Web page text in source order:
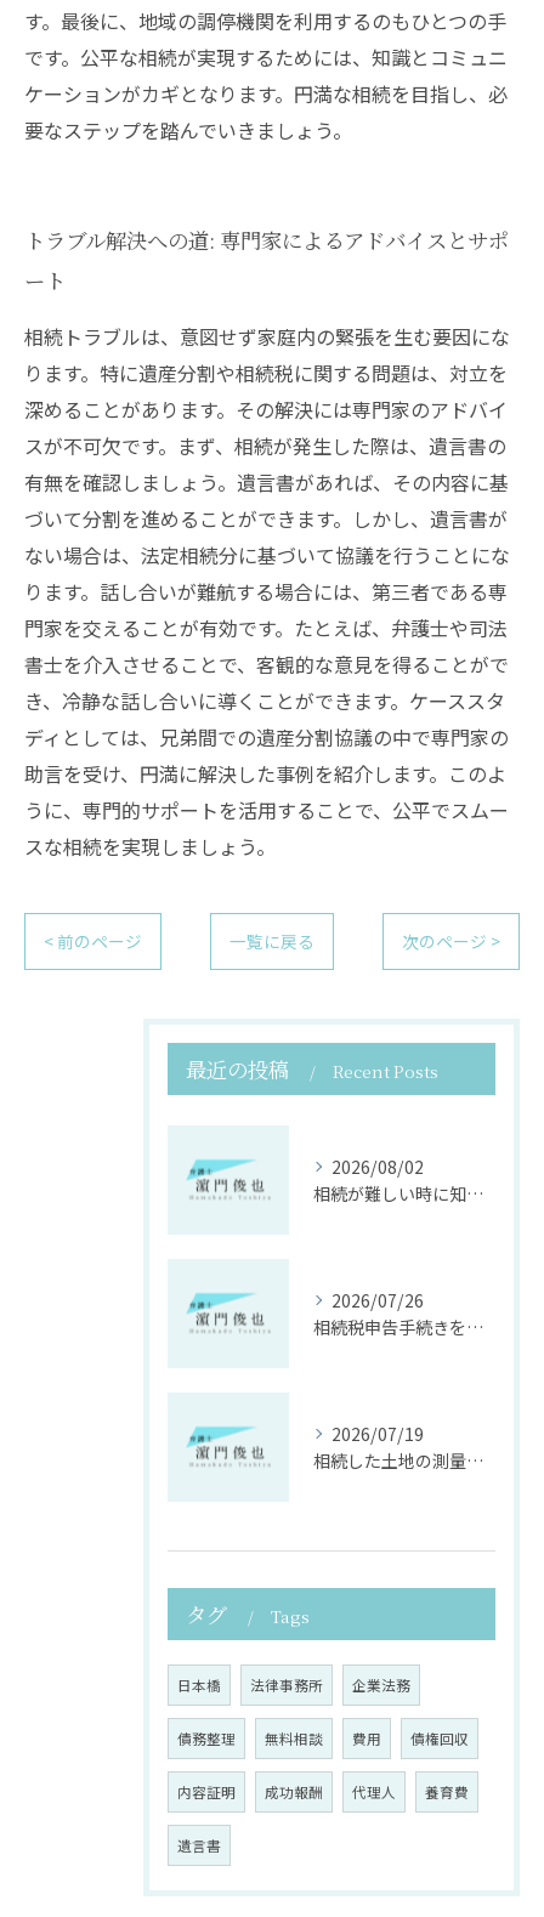
す。最後に、地域の調停機関を利用するのもひとつの手
です。公平な相続が実現するためには、知識とコミュニ
ケーションがカギとなります。円満な相続を目指し、必
要なステップを踏んでいきましょう。
トラブル解決への道: 専門家によるアドバイスとサポ
ート
相続トラブルは、意図せず家庭内の緊張を生む要因にな
ります。特に遺産分割や相続税に関する問題は、対立を
深めることがあります。その解決には専門家のアドバイ
スが不可欠です。まず、相続が発生した際は、遺言書の
有無を確認しましょう。遺言書があれば、その内容に基
づいて分割を進めることができます。しかし、遺言書が
ない場合は、法定相続分に基づいて協議を行うことにな
ります。話し合いが難航する場合には、第三者である専
門家を交えることが有効です。たとえば、弁護士や司法
書士を介入させることで、客観的な意見を得ることがで
き、冷静な話し合いに導くことができます。ケーススタ
ディとしては、兄弟間での遺産分割協議の中で専門家の
助言を受け、円満に解決した事例を紹介します。このよ
うに、専門的サポートを活用することで、公平でスムー
スな相続を実現しましょう。
< 前のページ 一覧に戻る 次のページ >
最近の投稿 Recent Posts
2026/08/02
相続が難しい時に知っておくべき東京都中央区日本橋人形町での専門家選びガイド
2026/07/26
相続税申告手続きを自分で進める方法と必要書類整理術ガイド
2026/07/19
相続した土地の測量でトラブル回避東京都中央区月島の正しい進め方
タグ Tags
日本橋 法律事務所 企業法務
債務整理 無料相談 費用 債権回収
内容証明 成功報酬 代理人 養育費
遺言書